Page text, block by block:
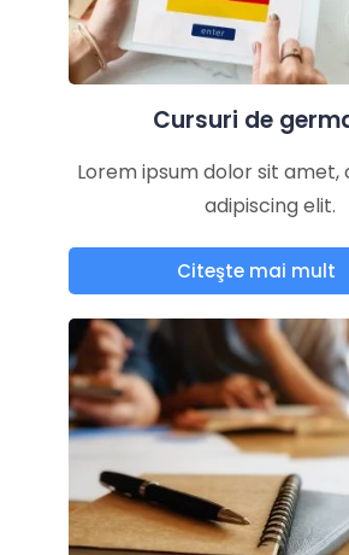
Cursuri de
Lorem ipsum dolor sit
adipiscing elit.
Citeşte mai mult